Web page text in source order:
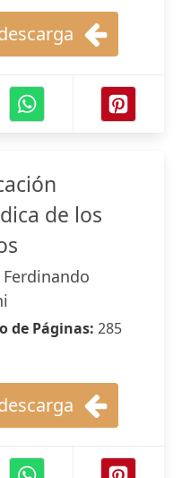
de los
Ferdinando
de Páginas: 285